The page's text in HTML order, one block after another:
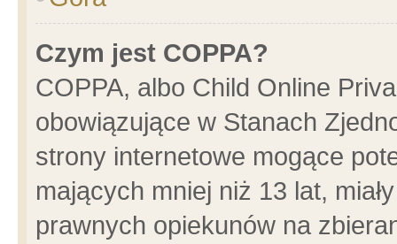
Czym jest COPPA?
COPPA, albo Child Online
obowiązujące w Stanach
strony internetowe mogące
mających mniej niż 13 lat,
prawnych opiekunów na